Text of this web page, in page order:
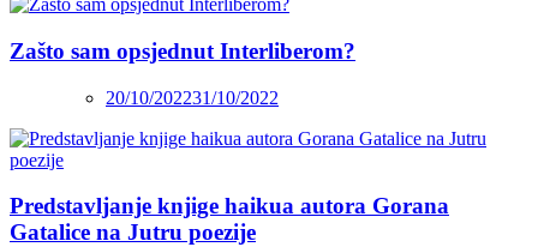
Zašto sam opsjednut Interliberom?
20/10/202231/10/2022
Predstavljanje knjige haikua autora Gorana
Gatalice na Jutru poezije